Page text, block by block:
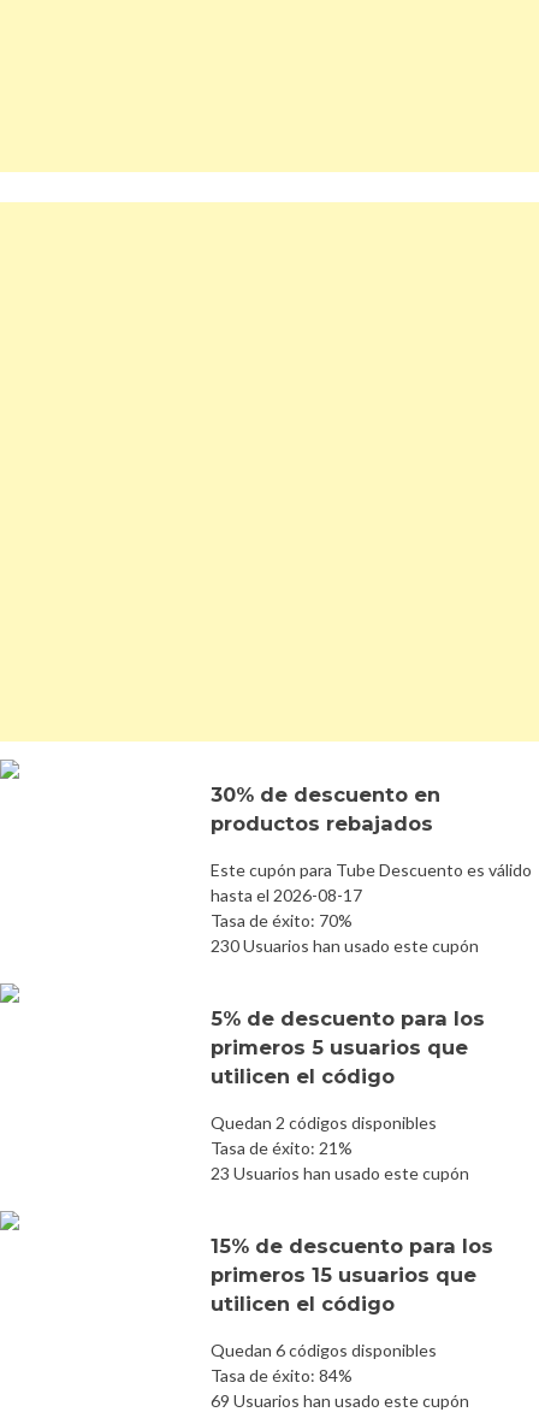
30% de descuento en
productos rebajados
Este cupón para Tube Descuento es válido
hasta el 2026-08-17
Tasa de éxito: 70%
230 Usuarios han usado este cupón
5% de descuento para los
primeros 5 usuarios que
utilicen el código
Quedan 2 códigos disponibles
Tasa de éxito: 21%
23 Usuarios han usado este cupón
15% de descuento para los
primeros 15 usuarios que
utilicen el código
Quedan 6 códigos disponibles
Tasa de éxito: 84%
69 Usuarios han usado este cupón